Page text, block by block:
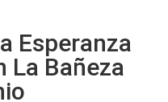
Esperanza
La Bañeza